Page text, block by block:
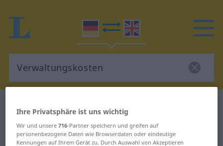
Deutsch-Englisch Übersetzung für
"Verwaltungskosten"
Ihre Privatsphäre ist uns wichtig
Wir und unsere716-Partner speichern und greifen auf
personenbezogene Daten wie Browserdaten oder eindeutige
Kennungen auf Ihrem Gerät zu. Durch Auswahl von Akzeptieren